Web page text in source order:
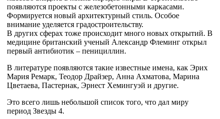
появляются проекты с железобетонными каркасами.
Формируется новый архитектурный стиль. Особое
внимание уделяется градостроительству.
В других сферах тоже происходит много новых открытий. В
медицине британский ученый Александр Флеминг открыл
первый антибиотик – пенициллин.
В литературе появляются такие известные имена, как Эрих
Мария Ремарк, Теодор Драйзер, Анна Ахматова, Марина
Цветаева, Пастернак, Эрнест Хемингуэй и другие.
Это всего лишь небольшой список того, что дал миру
период Звезды 4.